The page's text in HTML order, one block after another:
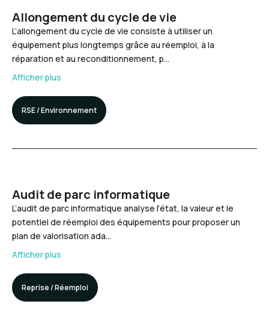
Allongement du cycle de vie
L’allongement du cycle de vie consiste à utiliser un
équipement plus longtemps grâce au réemploi, à la
réparation et au reconditionnement, p…
Afficher plus
RSE / Environnement
Audit de parc informatique
L’audit de parc informatique analyse l’état, la valeur et le
potentiel de réemploi des équipements pour proposer un
plan de valorisation ada…
Afficher plus
Reprise / Réemploi